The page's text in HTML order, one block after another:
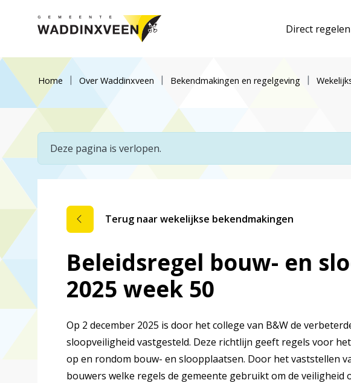
Direct
Home Over Waddinxveen Bekendmakingen en regelgeving
Deze pagina is verlopen.
Terug naar wekelijkse bekendmakingen
Beleidsregel bouw- en
2025 week 50
Op 2 december 2025 is door het college van B&W de
sloopveiligheid vastgesteld. Deze richtlijn geeft regels voor
op en rondom bouw- en sloopplaatsen. Door het vaststellen
bouwers welke regels de gemeente gebruikt om de